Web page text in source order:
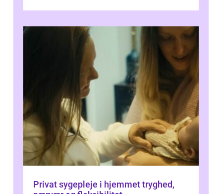
Privat sygepleje i hjemmet tryghed,